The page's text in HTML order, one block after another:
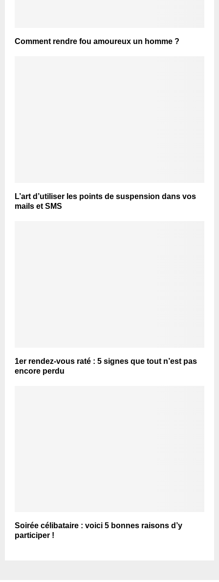
Comment rendre fou amoureux un homme ?
L’art d’utiliser les points de suspension dans vos
mails et SMS
1er rendez-vous raté : 5 signes que tout n’est pas
encore perdu
Soirée célibataire : voici 5 bonnes raisons d’y
participer !